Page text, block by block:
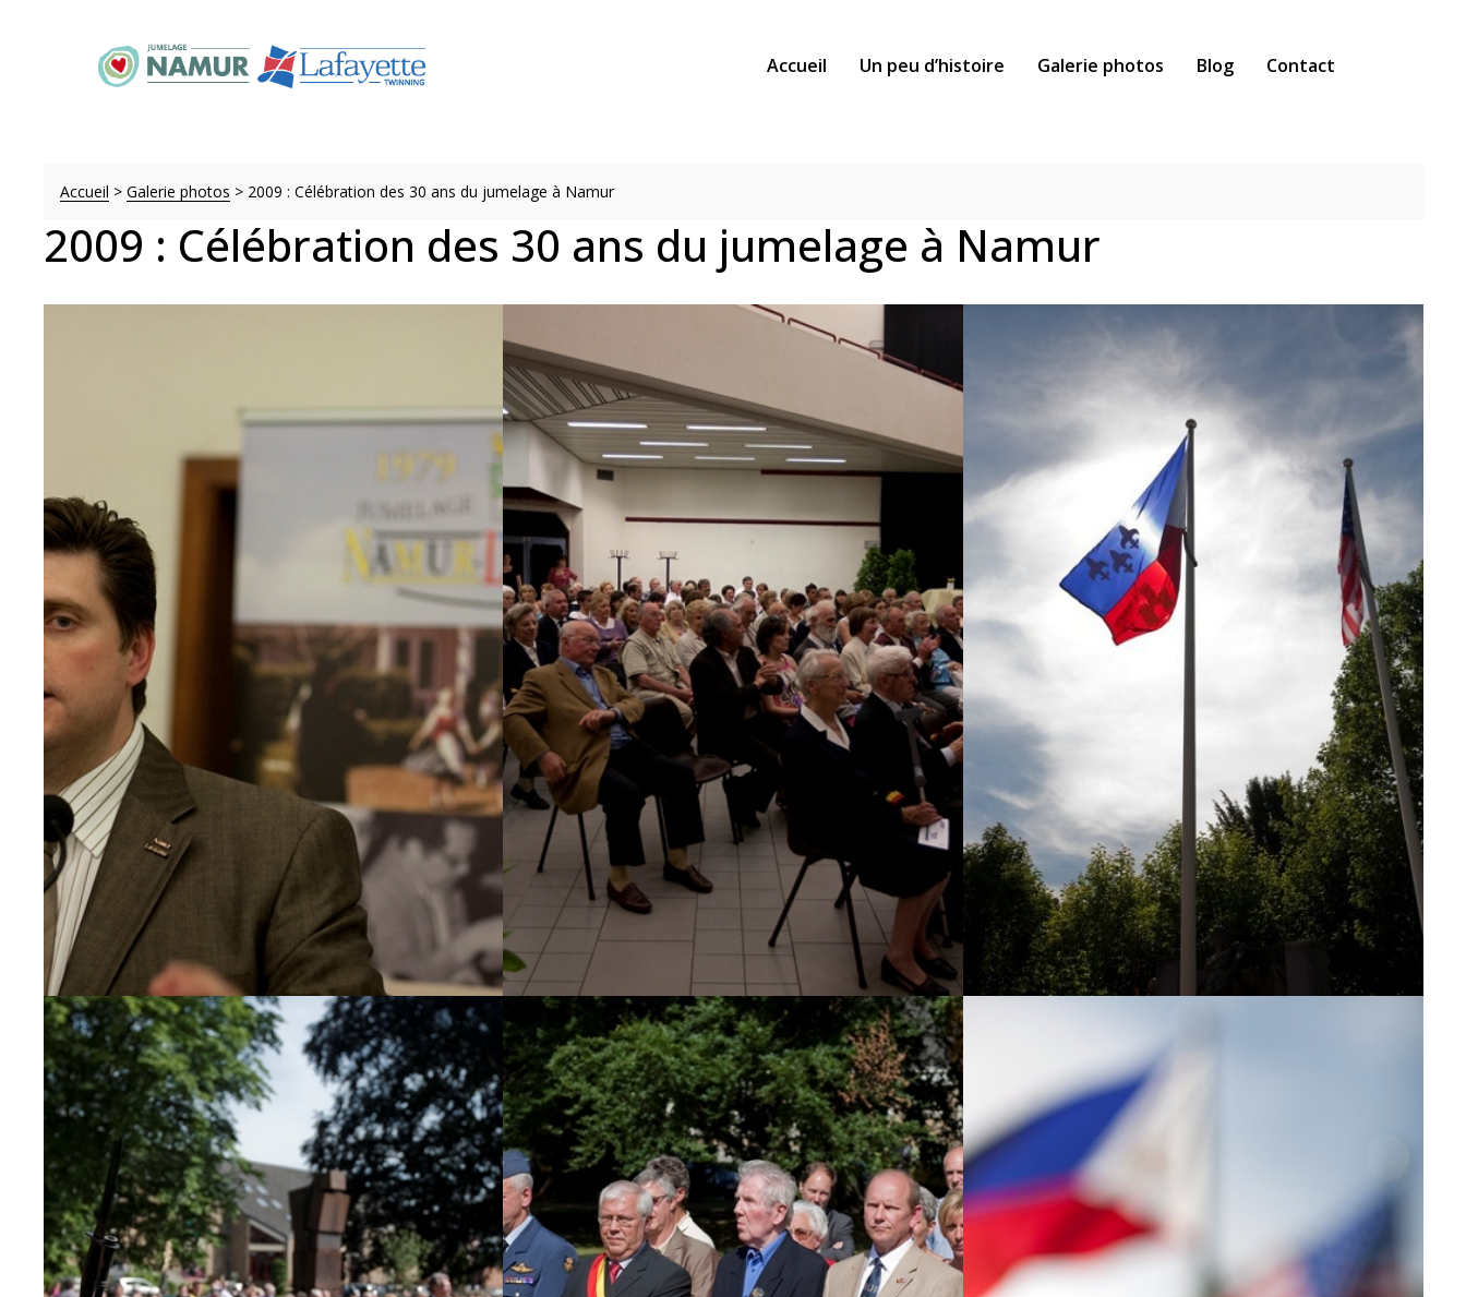
Accueil Un peu d’histoire Galerie photos Blog Contact
Accueil > Galerie photos > 2009 : Célébration des 30 ans du jumelage à Namur
2009 : Célébration des 30 ans du jumelage à Namur